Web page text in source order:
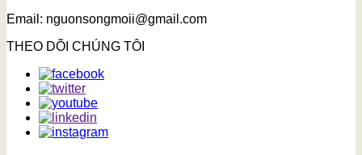
Email: nguonsongmoii@gmail.com
THEO DÕI CHÚNG TÔI